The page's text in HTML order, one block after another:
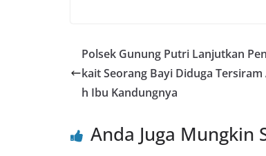
e
b
o
k
er l s
A
e
st
Polsek Gunung Putri Lanjutkan
kait Seorang Bayi Diduga Tersiram
h Ibu Kandungnya
Anda Juga Mungkin